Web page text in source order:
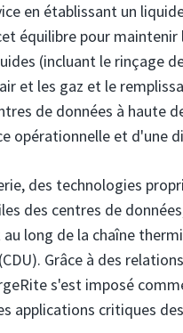
en établissant un
équilibre pour
(incluant le rinçage
et les gaz et le
de données à haute
opérationnelle et d'une
des technologies
des centres de
long de la chaîne
Grâce à des
s'est imposé
applications critiques